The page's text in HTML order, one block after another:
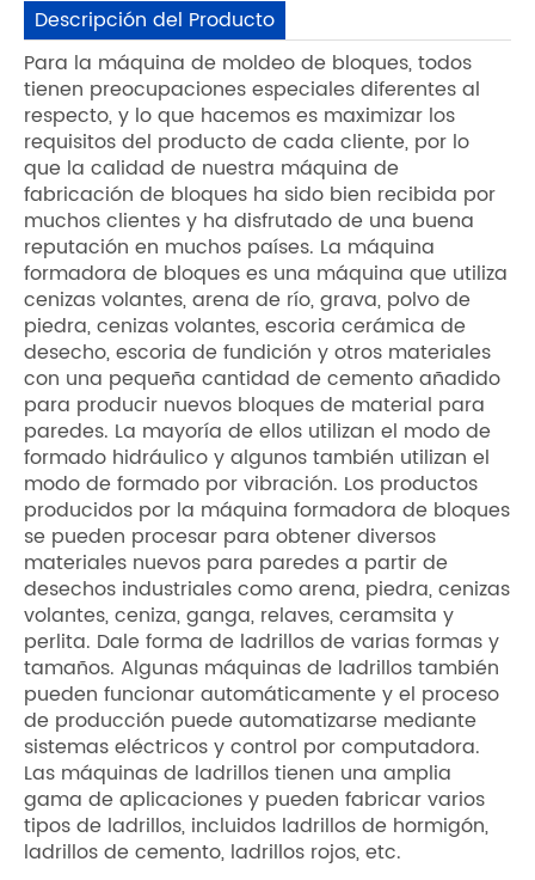
Descripción del Producto
Para la máquina de moldeo de bloques, todos
tienen preocupaciones especiales diferentes al
respecto, y lo que hacemos es maximizar los
requisitos del producto de cada cliente, por lo
que la calidad de nuestra máquina de
fabricación de bloques ha sido bien recibida por
muchos clientes y ha disfrutado de una buena
reputación en muchos países. La máquina
formadora de bloques es una máquina que utiliza
cenizas volantes, arena de río, grava, polvo de
piedra, cenizas volantes, escoria cerámica de
desecho, escoria de fundición y otros materiales
con una pequeña cantidad de cemento añadido
para producir nuevos bloques de material para
paredes. La mayoría de ellos utilizan el modo de
formado hidráulico y algunos también utilizan el
modo de formado por vibración. Los productos
producidos por la máquina formadora de bloques
se pueden procesar para obtener diversos
materiales nuevos para paredes a partir de
desechos industriales como arena, piedra, cenizas
volantes, ceniza, ganga, relaves, ceramsita y
perlita. Dale forma de ladrillos de varias formas y
tamaños. Algunas máquinas de ladrillos también
pueden funcionar automáticamente y el proceso
de producción puede automatizarse mediante
sistemas eléctricos y control por computadora.
Las máquinas de ladrillos tienen una amplia
gama de aplicaciones y pueden fabricar varios
tipos de ladrillos, incluidos ladrillos de hormigón,
ladrillos de cemento, ladrillos rojos, etc.